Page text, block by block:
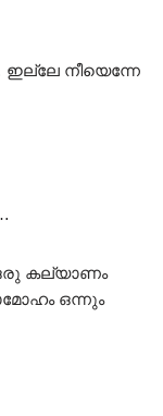
നീയെന്നേ
കല്യാണം
ഒന്നും